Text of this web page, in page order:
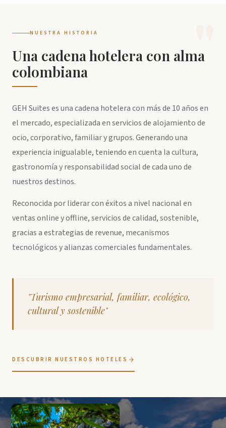
NUESTRA HISTORIA
Una cadena hotelera con alma
colombiana
GEH Suites es una cadena hotelera con más de 10 años en
el mercado, especializada en servicios de alojamiento de
ocio, corporativo, familiar y grupos. Generando una
experiencia inigualable, teniendo en cuenta la cultura,
gastronomía y responsabilidad social de cada uno de
nuestros destinos.
Reconocida por liderar con éxitos a nivel nacional en
ventas online y offline, servicios de calidad, sostenible,
gracias a estrategias de revenue, mecanismos
tecnológicos y alianzas comerciales fundamentales.
"Turismo empresarial, familiar, ecológico,
cultural y sostenible"
DESCUBRIR NUESTROS HOTELES